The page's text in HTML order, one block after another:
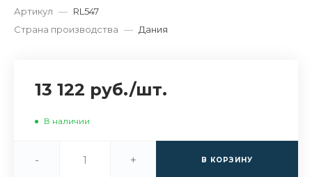
Артикул — RL547
Страна производства — Дания
13 122 руб./шт.
В наличии
- + В КОРЗИНУ